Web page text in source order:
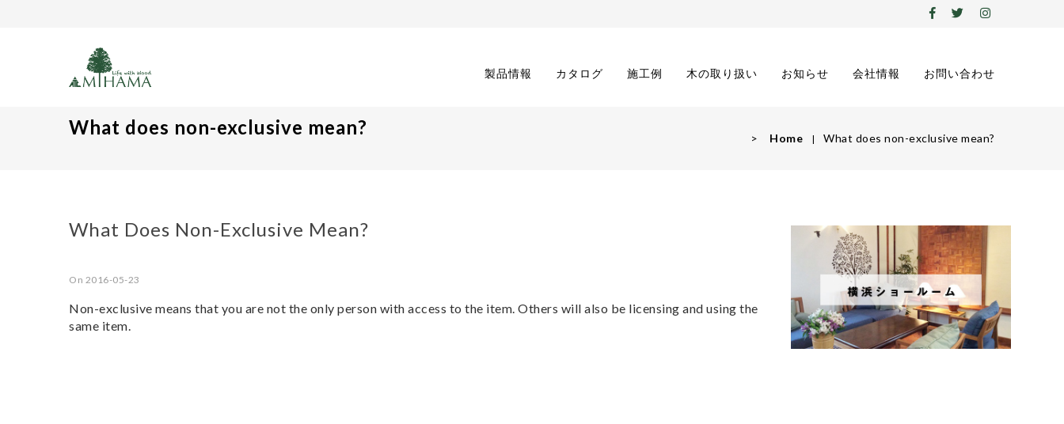
製品情報 カタログ 施工例 木の取り扱い お知らせ 会社情報 お問い合わせ
What does non-exclusive mean? > Home What does non-exclusive mean?
What Does Non-Exclusive Mean?
On 2016-05-23
Non-exclusive means that you are not the only person with access to the item. Others will also be licensing and using the
same item.